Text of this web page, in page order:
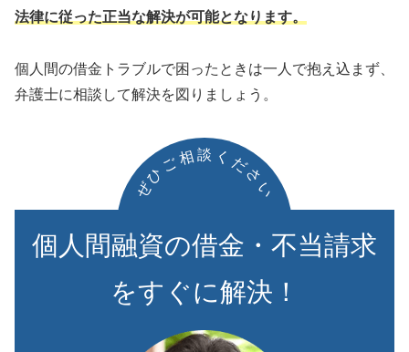
法律に従った正当な解決が可能となります。
個人間の借金トラブルで困ったときは一人で抱え込まず、
弁護士に相談して解決を図りましょう。
ぜ
ひ
ご相談 く だ
さ
い
個人間融資の借金・不当請求
をすぐに解決！